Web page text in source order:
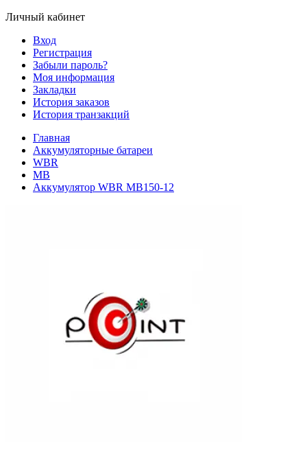
Личный кабинет
Вход
Регистрация
Забыли пароль?
Моя информация
Закладки
История заказов
История транзакций
Главная
Аккумуляторные батареи
WBR
MB
Аккумулятор WBR MB150-12